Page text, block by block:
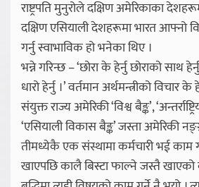
राष्ट्रपति मुनुरोले दक्षिण अमेरिकाका
दक्षिण एसियाली देशहरूमा भारत आफ्नो
गर्नु स्वाभाविक हो भनेका थिए ।
भन्ने गरिन्छ – ‘छोरा के हेर्नु छोराको साथ
धारो हेर्नु ।’ वर्तमान अर्थमन्त्रीको विचार
संयुक्त राज्य अमेरिकी ‘विश्व बैङ्क’,
‘एसियाली विकास बैङ्क’ जस्ता अमेरिकी
तीमध्येकै एक संस्थामा कर्मचारी भई काम
खाएपछि कालै बिस्टा फाल्ने जस्तै खाएको